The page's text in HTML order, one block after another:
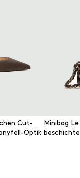
Cut-
Optik
Minibag